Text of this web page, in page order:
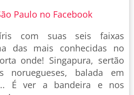
Paulo no Facebook
com suas seis faixas
das mais conhecidas no
onde! Singapura, sertão
noruegueses, balada em
É ver a bandeira e nos